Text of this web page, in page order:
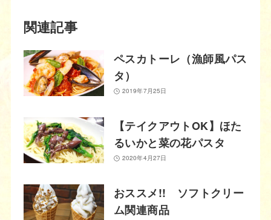
関連記事
ペスカトーレ（漁師風パス
タ）
2019年7月25日
【テイクアウトOK】ほた
るいかと菜の花パスタ
2020年4月27日
おススメ!! ソフトクリー
ム関連商品